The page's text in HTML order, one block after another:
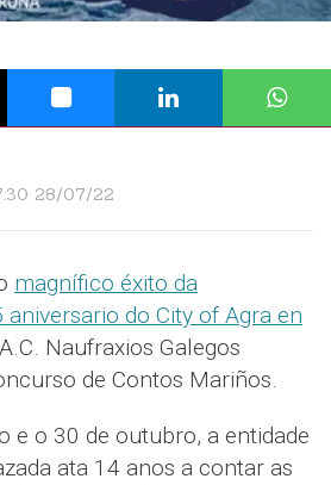
28/07/22
magnífico éxito da
do City of Agra en
Naufraxios Galegos
de Contos Mariños.
e o 30 de outubro, a entidade
ata 14 anos a contar as